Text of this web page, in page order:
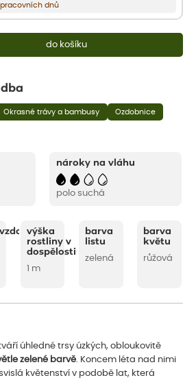
dnů
do košíku
Okrasné trávy a bambusy Ozdobnice
nároky na vláhu
polo suchá
výška
rostliny v
dospělosti
1 m
barva
listu
zelená
barva
květu
růžová
úhledné trsy úzkých, obloukovitě
zelené barvě. Koncem léta nad nimi
květenství v podobě lat, která